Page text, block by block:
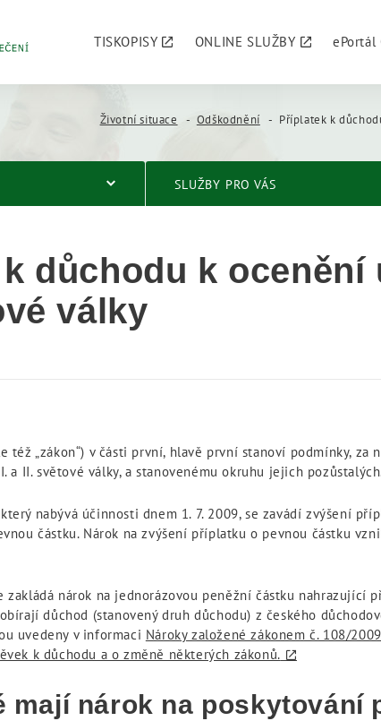
TISKOPISY ONLINE SLUŽBY ePortál
Životní situace Odškodnění Příplatek k důchodu k
SLUŽBY PRO VÁS
důchodu k ocenění
války
též „zákon“) v části první, hlavě první stanoví podmínky,
a II. světové války, a stanovenému okruhu jejich
nabývá účinnosti dnem 1. 7. 2009, se zavádí zvýšení
částku. Nárok na zvýšení příplatku o pevnou částku
zakládá nárok na jednorázovou peněžní částku
důchod (stanovený druh důchodu) z českého
uvedeny v informaci Nároky založené zákonem č. 108/
k důchodu a o změně některých zákonů.
mají nárok na poskytování